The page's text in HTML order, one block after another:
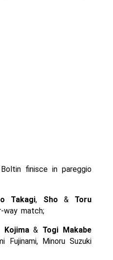
finisce in pareggio
Takagi, Sho &Toru
way match;
Kojima& Togi Makabe
Fujinami, Minoru Suzuki